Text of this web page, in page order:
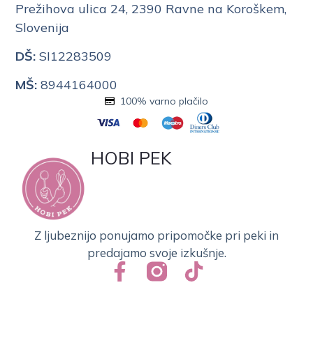
Prežihova ulica 24, 2390 Ravne na Koroškem,
Slovenija
DŠ: SI12283509
MŠ: 8944164000
HOBI PEK
Z ljubeznijo ponujamo pripomočke pri peki in
predajamo svoje izkušnje.
100% varno plačilo